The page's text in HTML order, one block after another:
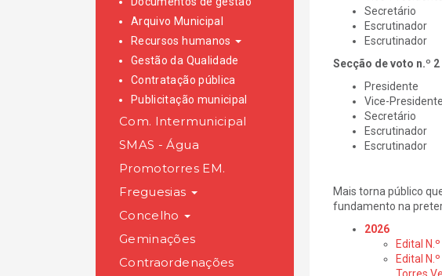
Arquivo Municipal
Recursos humanos
Gestão da Qualidade
Contratação pública
Publicitação municipal
Com. Intermunicipal
SMAS - Água
Promotorres EM.
Freguesias
Concelho
Geminações
Contraordenações
Secretário
Escrutinador
Escrutinador
Secção de voto n.º 2
Presidente
Vice-
Secretário
Escrutinador
Escrutinador
Mais torna público
fundamento na
2026
Edital
Edital